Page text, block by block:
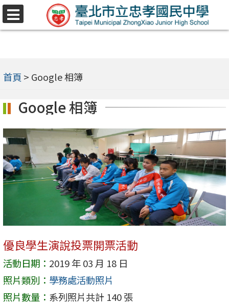
跳
至
內
選
首頁 > Google 相簿
Google 相簿
優良學生演說投票開票活動
活動日期： 2019 年 03 月 18 日
照片類別： 學務處活動照片
照片數量： 系列照片共計 140 張